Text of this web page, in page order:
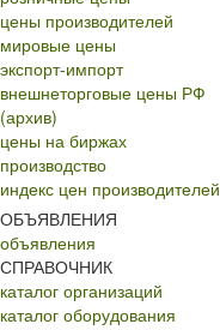
цены производителей
мировые цены
экспорт-импорт
внешнеторговые цены РФ
(архив)
цены на биржах
производство
индекс цен производителей
ОБЪЯВЛЕНИЯ
объявления
СПРАВОЧНИК
каталог организаций
каталог оборудования